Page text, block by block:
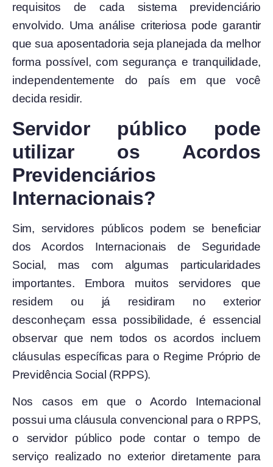
requisitos de cada sistema previdenciário
envolvido. Uma análise criteriosa pode garantir
que sua aposentadoria seja planejada da melhor
forma possível, com segurança e tranquilidade,
independentemente do país em que você
decida residir.
Servidor público pode
utilizar os Acordos
Previdenciários
Internacionais?
Sim, servidores públicos podem se beneficiar
dos Acordos Internacionais de Seguridade
Social, mas com algumas particularidades
importantes. Embora muitos servidores que
residem ou já residiram no exterior
desconheçam essa possibilidade, é essencial
observar que nem todos os acordos incluem
cláusulas específicas para o Regime Próprio de
Previdência Social (RPPS).
Nos casos em que o Acordo Internacional
possui uma cláusula convencional para o RPPS,
o servidor público pode contar o tempo de
serviço realizado no exterior diretamente para